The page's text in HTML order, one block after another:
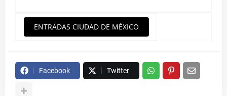
ENTRADAS CIUDAD DE MÉXICO
Facebook Twitter